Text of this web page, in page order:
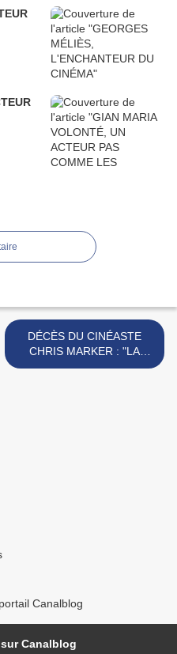
DÉCÈS DU CINÉASTE
CHRIS MARKER : "LA
JETÉE"... >
Canalblog
Canalblog